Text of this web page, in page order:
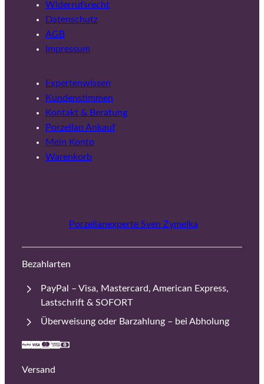
Widerrufsrecht
Datenschutz
AGB
Impressum
Expertenwissen
Kundenstimmen
Kontakt & Beratung
Porzellan Ankauf
Mein Konto
Warenkorb
Porzellanexperte Sven Zymelka
Bezahlarten
PayPal – Visa, Mastercard, American Express,
Lastschrift & SOFORT
Überweisung oder Barzahlung – bei Abholung
Versand